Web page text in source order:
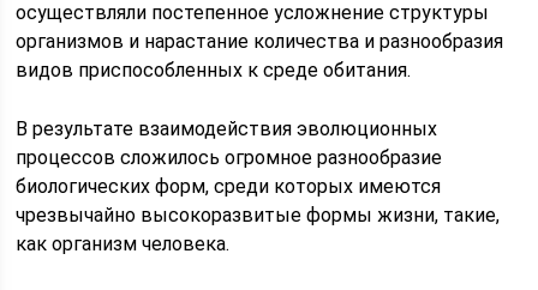
осуществляли постепенное усложнение структуры
организмов и нарастание количества и разнообразия
видов приспособленных к среде обитания.
В результате взаимодействия эволюционных
процессов сложилось огромное разнообразие
биологических форм, среди которых имеются
чрезвычайно высокоразвитые формы жизни, такие,
как организм человека.